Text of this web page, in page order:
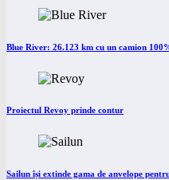
Blue River: 26.123 km cu un camion
Proiectul Revoy prinde contur
Sailun își extinde gama de anvelope